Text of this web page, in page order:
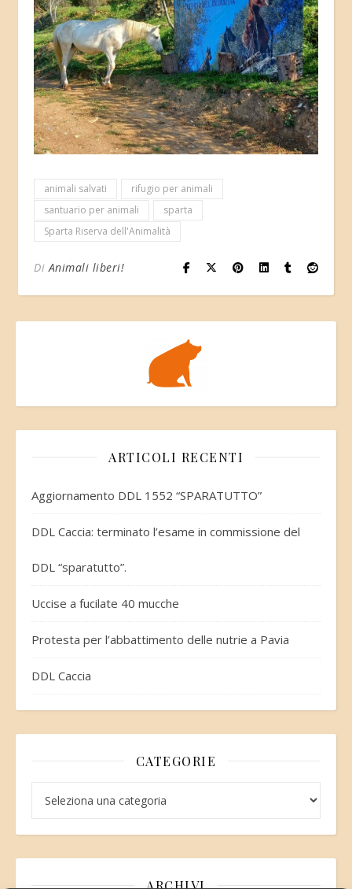
animali salvati
rifugio per animali
santuario per animali
sparta
Sparta Riserva dell'Animalità
Di Animali liberi!
ARTICOLI RECENTI
Aggiornamento DDL 1552 “SPARATUTTO”
DDL Caccia: terminato l’esame in commissione del
DDL “sparatutto”.
Uccise a fucilate 40 mucche
Protesta per l’abbattimento delle nutrie a Pavia
DDL Caccia
CATEGORIE
ARCHIVI